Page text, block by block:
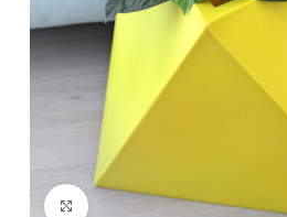
Kliknij aby powiększyć